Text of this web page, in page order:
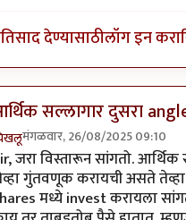
देण्यासाठीलॉग इन करा
सल्लागार दुसरा
मंगळवार, 26/08/2025 09:10
reply to+१००byसोत्रि
जरा विस्तारून सांगतो. आर्थिक
गुंतवणूक करायची असते
मध्ये invest करायला